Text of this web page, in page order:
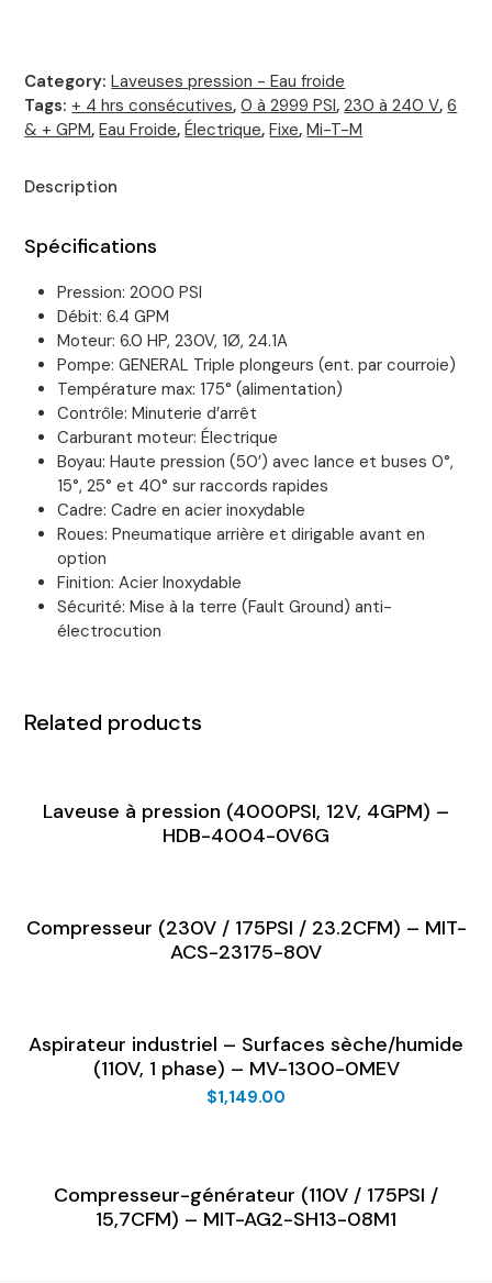
Category:Laveuses pression - Eau froide
Tags: + 4 hrs consécutives,0 à 2999 PSI,230 à 240 V,6
& + GPM,Eau Froide,Électrique,Fixe,Mi-T-M
Description
Spécifications
Pression: 2000 PSI
Débit: 6.4 GPM
Moteur: 6.0 HP, 230V, 1Ø, 24.1A
Pompe: GENERAL Triple plongeurs (ent. par courroie)
Température max: 175° (alimentation)
Contrôle: Minuterie d’arrêt
Carburant moteur: Électrique
Boyau: Haute pression (50’) avec lance et buses 0°,
15°, 25° et 40° sur raccords rapides
Cadre: Cadre en acier inoxydable
Roues: Pneumatique arrière et dirigable avant en
option
Finition: Acier Inoxydable
Sécurité: Mise à la terre (Fault Ground) anti-
électrocution
Related products
Laveuse à pression (4000PSI, 12V, 4GPM) –
HDB-4004-0V6G
Compresseur (230V / 175PSI / 23.2CFM) – MIT-
ACS-23175-80V
Aspirateur industriel – Surfaces sèche/humide
(110V, 1 phase) – MV-1300-0MEV
$1,149.00
Compresseur-générateur (110V / 175PSI /
15,7CFM) – MIT-AG2-SH13-08M1